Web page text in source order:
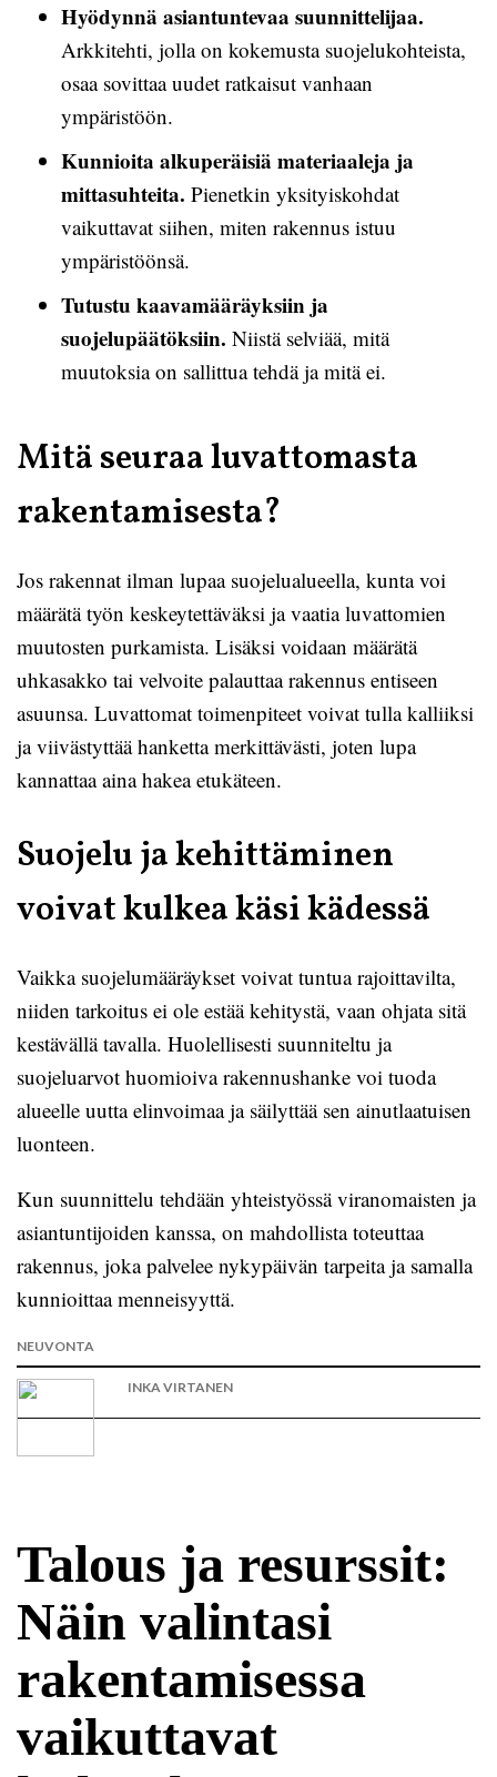
Hyödynnä asiantuntevaa suunnittelijaa.
Arkkitehti, jolla on kokemusta suojelukohteista,
osaa sovittaa uudet ratkaisut vanhaan
ympäristöön.
Kunnioita alkuperäisiä materiaaleja ja
mittasuhteita. Pienetkin yksityiskohdat
vaikuttavat siihen, miten rakennus istuu
ympäristöönsä.
Tutustu kaavamääräyksiin ja
suojelupäätöksiin. Niistä selviää, mitä
muutoksia on sallittua tehdä ja mitä ei.
Mitä seuraa luvattomasta
rakentamisesta?
Jos rakennat ilman lupaa suojelualueella, kunta voi
määrätä työn keskeytettäväksi ja vaatia luvattomien
muutosten purkamista. Lisäksi voidaan määrätä
uhkasakko tai velvoite palauttaa rakennus entiseen
asuunsa. Luvattomat toimenpiteet voivat tulla kalliiksi
ja viivästyttää hanketta merkittävästi, joten lupa
kannattaa aina hakea etukäteen.
Suojelu ja kehittäminen
voivat kulkea käsi kädessä
Vaikka suojelumääräykset voivat tuntua rajoittavilta,
niiden tarkoitus ei ole estää kehitystä, vaan ohjata sitä
kestävällä tavalla. Huolellisesti suunniteltu ja
suojeluarvot huomioiva rakennushanke voi tuoda
alueelle uutta elinvoimaa ja säilyttää sen ainutlaatuisen
luonteen.
Kun suunnittelu tehdään yhteistyössä viranomaisten ja
asiantuntijoiden kanssa, on mahdollista toteuttaa
rakennus, joka palvelee nykypäivän tarpeita ja samalla
kunnioittaa menneisyyttä.
NEUVONTA
INKA VIRTANEN
Talous ja resurssit:
Näin valintasi
rakentamisessa
vaikuttavat